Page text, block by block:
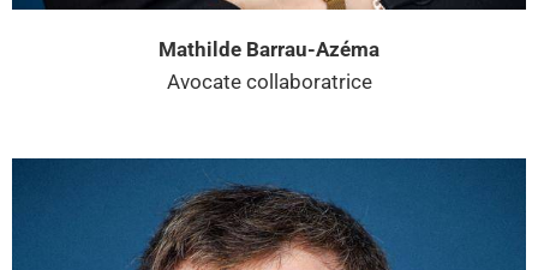
Mathilde Barrau-Azéma
Avocate collaboratrice